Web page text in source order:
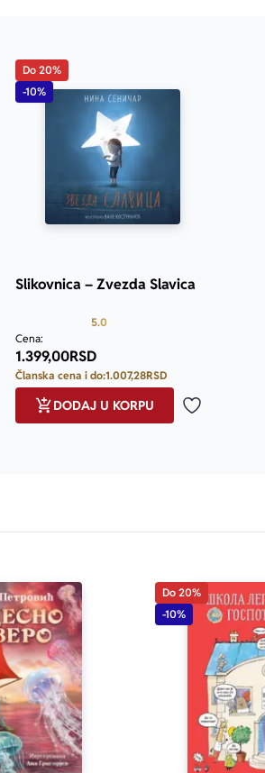
Do 20%
-10%
Slikovnica – Zvezda Slavica
5.0
Cena:
1.399,00RSD
Članska cena i do:1.007,28RSD
Dodaj u
DODAJ U KORPU
Do 20%
-10%